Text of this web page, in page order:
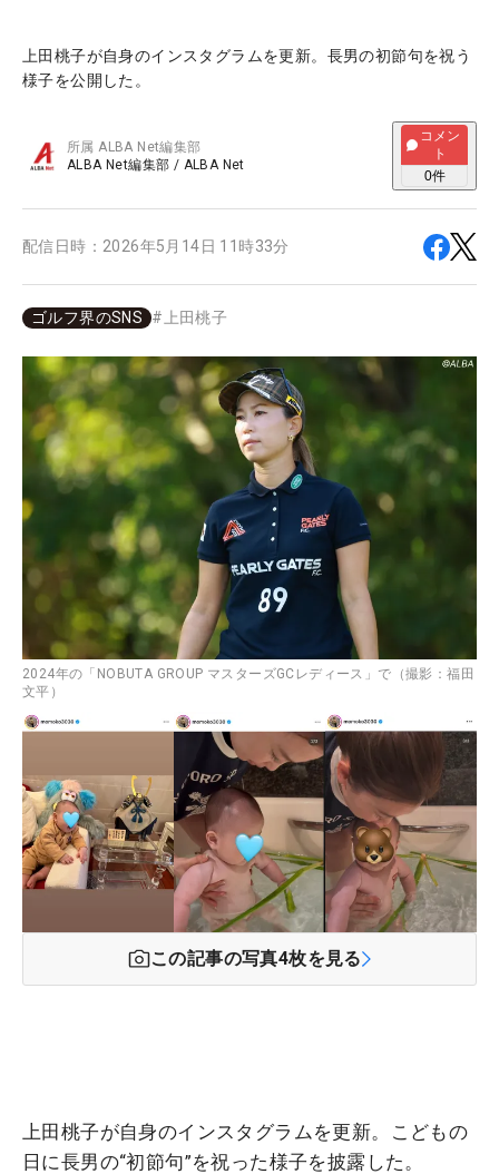
上田桃子が自身のインスタグラムを更新。長男の初節句を祝う
様子を公開した。
所属ALBA Net編集部
ALBA Net編集部 / ALBA Net
コメン
ト
0件
配信日時： 2026年5月14日 11時33分
ゴルフ界のSNS # 上田桃子
2024年の「NOBUTA GROUP マスターズGCレディース」で（撮影：福田
文平）
この記事の写真4枚を見る
上田桃子が自身のインスタグラムを更新。こどもの
日に長男の“初節句”を祝った様子を披露した。